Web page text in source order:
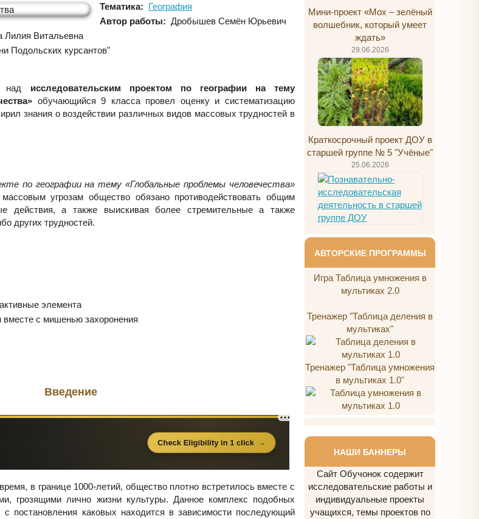
Тематика: География
Автор работы: Дробышев Семён Юрьевич
Лилия Витальевна
Подольских курсантов"
над исследовательским проектом по географии на тему
обучающийся 9 класса провел оценку и систематизацию
знания о воздействии различных видов массовых трудностей в
по географии на тему «Глобальные проблемы человечества»
угрозам общество обязано противодействовать общим
действия, а также выискивая более стремительные а также
других трудностей.
элемента
вместе с мишенью захоронения
Введение
в границе 1000-летий, общество плотно встретилось вместе с
грозящими лично жизни культуры. Данное комплекс подобных
с постановления каковых находится в зависимости последующий
Мини-проект «Мох – зелёный
волшебник, который умеет
ждать»
29.06.2026
Краткосрочный проект ДОУ в
старшей группе № 5 "Учёные"
25.06.2026
АВТОРСКИЕ ПРОГРАММЫ
Игра Таблица умножения в
мультиках 2.0
Тренажер "Таблица деления в
мультиках"
Тренажер "Таблица умножения
в мультиках 1.0"
НАШИ БАННЕРЫ
Сайт Обучонок содержит
исследовательские работы и
индивидуальные проекты
учащихся, темы проектов по